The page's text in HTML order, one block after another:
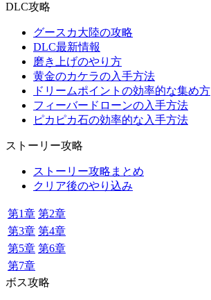
DLC攻略
グースカ大陸の攻略
DLC最新情報
磨き上げのやり方
黄金のカケラの入手方法
ドリームポイントの効率的な集め方
フィーバードローンの入手方法
ピカピカ石の効率的な入手方法
ストーリー攻略
ストーリー攻略まとめ
クリア後のやり込み
第1章 第2章
第3章 第4章
第5章 第6章
第7章
ボス攻略